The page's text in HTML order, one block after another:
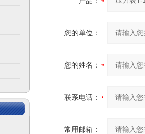
您的单位：
您的姓名：
联系电话：
常用邮箱：